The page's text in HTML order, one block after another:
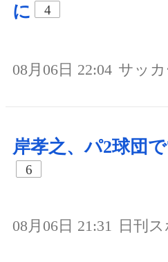
に
4
08月06日 22:04 サッ
岸孝之、パ2球団
6
08月06日 21:31 日刊